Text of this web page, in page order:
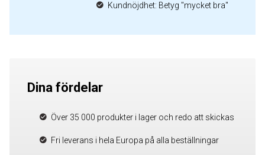
Kundnöjdhet: Betyg "mycket bra"
Dina fördelar
Över 35 000 produkter i lager och redo att skickas
Fri leverans i hela Europa på alla beställningar